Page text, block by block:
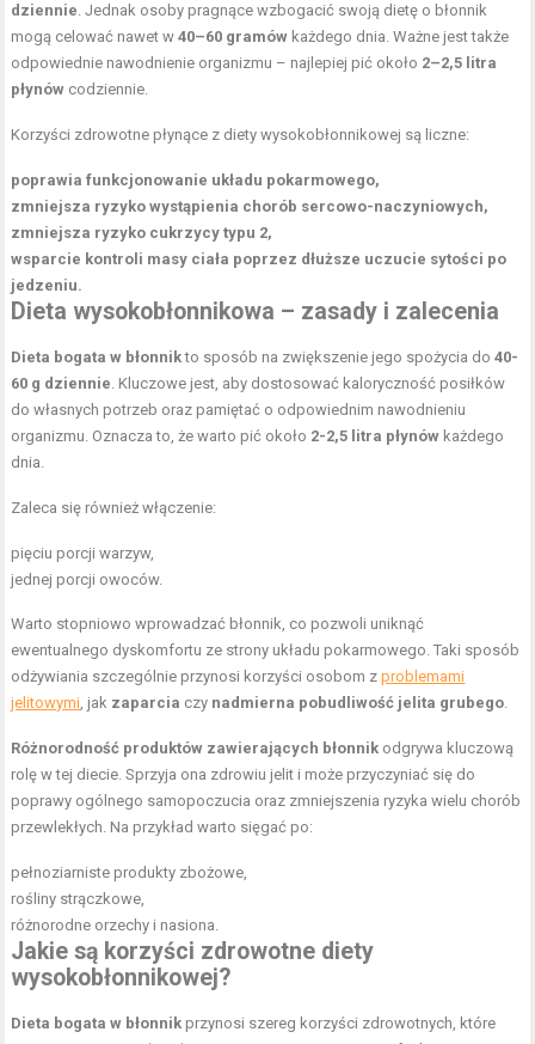
dziennie. Jednak osoby pragnące wzbogacić swoją dietę o błonnik
mogą celować nawet w40–60 gramów każdego dnia. Ważne jest także
odpowiednie nawodnienie organizmu – najlepiej pić około 2–2,5 litra
płynów codziennie.
Korzyści zdrowotne płynące z diety wysokobłonnikowej są liczne:
poprawia funkcjonowanie układu pokarmowego,
zmniejsza ryzyko wystąpienia chorób sercowo-naczyniowych,
zmniejsza ryzyko cukrzycy typu 2,
wsparcie kontroli masy ciała poprzez dłuższe uczucie sytości po
jedzeniu.
Dieta wysokobłonnikowa – zasady i zalecenia
Dieta bogata w błonnikto sposób na zwiększenie jego spożycia do40-
60 g dziennie. Kluczowe jest, aby dostosować kaloryczność posiłków
do własnych potrzeb oraz pamiętać o odpowiednim nawodnieniu
organizmu. Oznacza to, że warto pić około 2-2,5 litra płynów każdego
dnia.
Zaleca się również włączenie:
pięciu porcji warzyw,
jednej porcji owoców.
Warto stopniowo wprowadzać błonnik, co pozwoli uniknąć
ewentualnego dyskomfortu ze strony układu pokarmowego. Taki sposób
odżywiania szczególnie przynosi korzyści osobom zproblemami
jelitowymi, jak zaparcia czy nadmierna pobudliwość jelita grubego.
Różnorodność produktów zawierających błonnik odgrywa kluczową
rolę w tej diecie. Sprzyja ona zdrowiu jelit i może przyczyniać się do
poprawy ogólnego samopoczucia oraz zmniejszenia ryzyka wielu chorób
przewlekłych. Na przykład warto sięgać po:
pełnoziarniste produkty zbożowe,
rośliny strączkowe,
różnorodne orzechy i nasiona.
Jakie są korzyści zdrowotne diety
wysokobłonnikowej?
Dieta bogata w błonnik przynosi szereg korzyści zdrowotnych, które